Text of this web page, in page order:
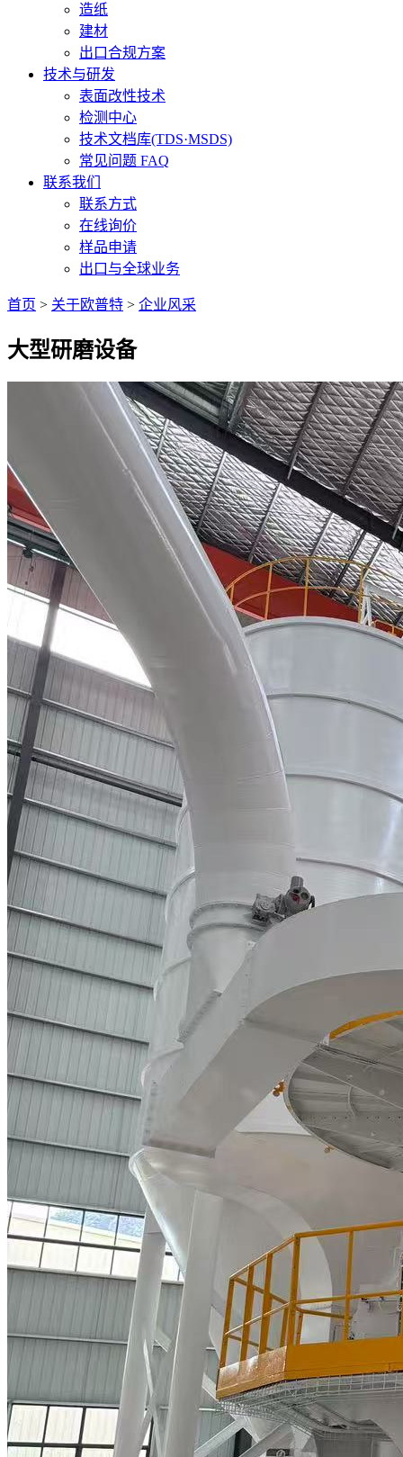
造纸
建材
出口合规方案
技术与研发
表面改性技术
检测中心
技术文档库(TDS·MSDS)
常见问题 FAQ
联系我们
联系方式
在线询价
样品申请
出口与全球业务
首页 > 关于欧普特 > 企业风采
大型研磨设备